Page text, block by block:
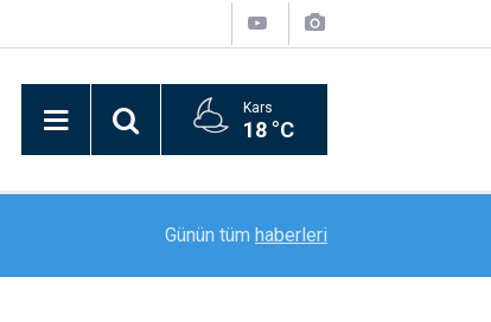
Kars
18 °C
Erzurumspor FK, sezon öncesi kamp
Günün tüm haberleri